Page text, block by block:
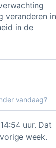
veranderen in
in de
vandaag?
uur. Dat
week.